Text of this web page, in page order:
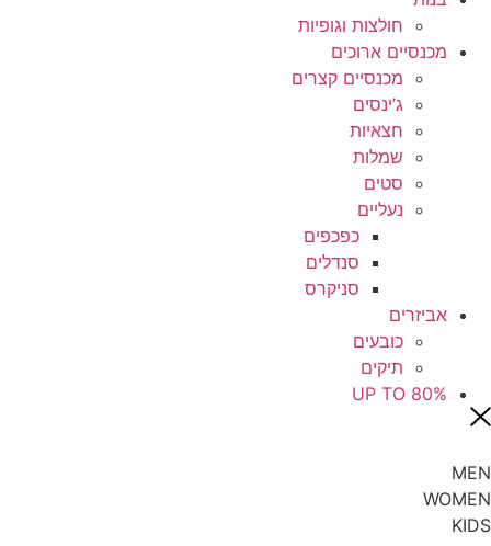
חולצות וגופיות
מכנסיים ארוכים
מכנסיים קצרים
ג’ינסים
חצאיות
שמלות
סטים
נעליים
כפכפים
סנדלים
סניקרס
אביזרים
כובעים
תיקים
UP TO 80%
MEN
WOMEN
KIDS